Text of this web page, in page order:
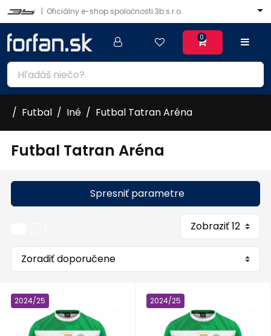
| Oficiálny e-shop spoločnosti 3b s.r.o.
0
Futbal Iné Futbal Tatran Aréna
Futbal Tatran Aréna
Spresniť parametre
2024/25 2024/25